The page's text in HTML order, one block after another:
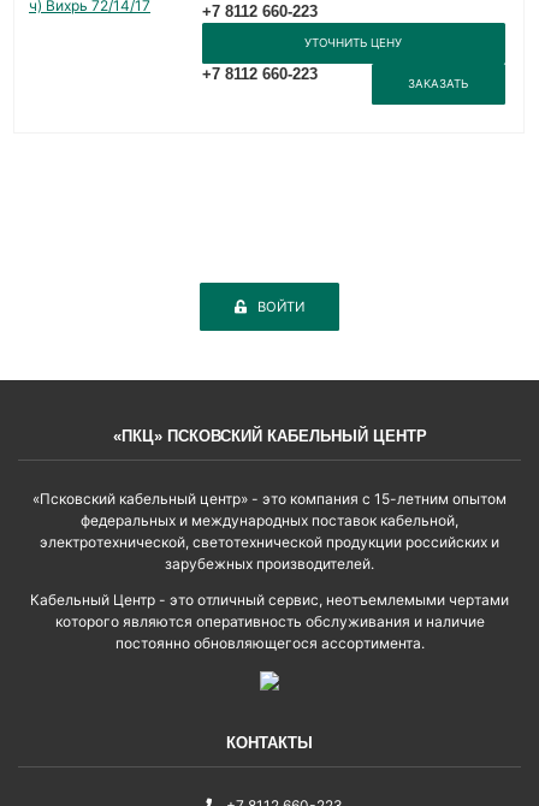
+7 8112 660-223
УТОЧНИТЬ ЦЕНУ
+7 8112 660-223
ЗАКАЗАТЬ
ВОЙТИ
«ПКЦ» ПСКОВСКИЙ КАБЕЛЬНЫЙ ЦЕНТР
«Псковский кабельный центр» - это компания с 15-летним опытом
федеральных и международных поставок кабельной,
электротехнической, светотехнической продукции российских и
зарубежных производителей.
Кабельный Центр - это отличный сервис, неотъемлемыми чертами
которого являются оперативность обслуживания и наличие
постоянно обновляющегося ассортимента.
КОНТАКТЫ